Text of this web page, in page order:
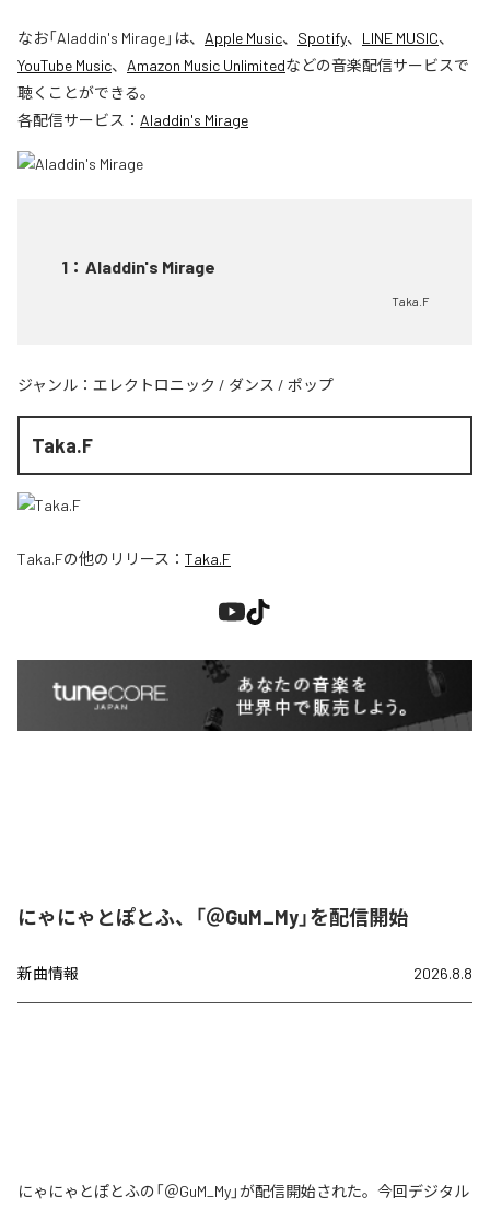
なお「Aladdin's Mirage」は、 Apple Music、 Spotify、 LINE MUSIC、
YouTube Music、 Amazon Music Unlimitedなどの音楽配信サービスで
聴くことができる。
各配信サービス： Aladdin's Mirage
1 ： Aladdin's Mirage
Taka.F
ジャンル： エレクトロニック / ダンス / ポップ
Taka.F
Taka.Fの他のリリース： Taka.F
にゃにゃとぽとふ、「＠GuM_My」を配信開始
新曲情報 2026.8.8
にゃにゃとぽとふの「＠GuM_My」が配信開始された。今回デジタル